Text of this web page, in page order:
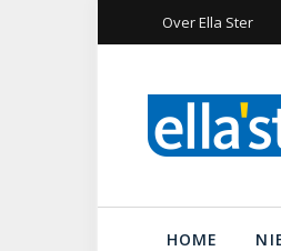
Over Ella Ster
HOME